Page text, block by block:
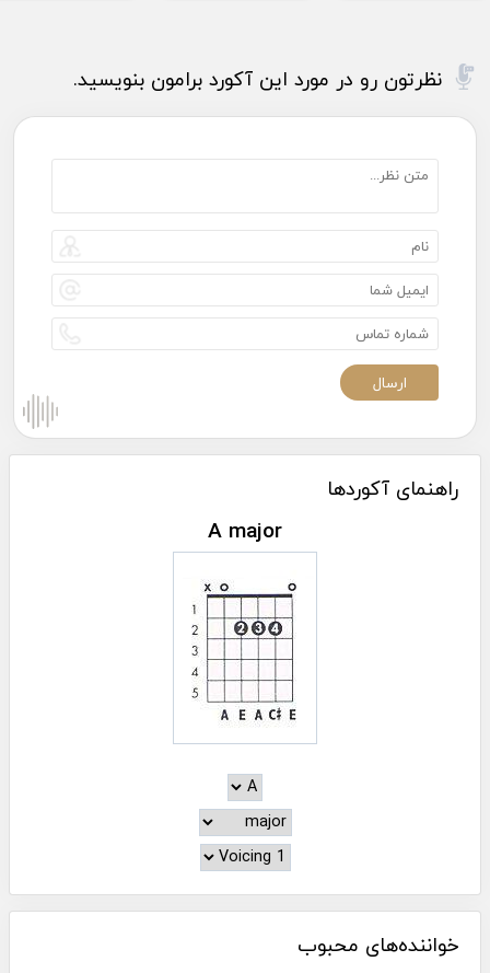
نظرتون رو در مورد این آکورد برامون بنویسید.
راهنمای آکوردها
A major
خواننده‌های محبوب